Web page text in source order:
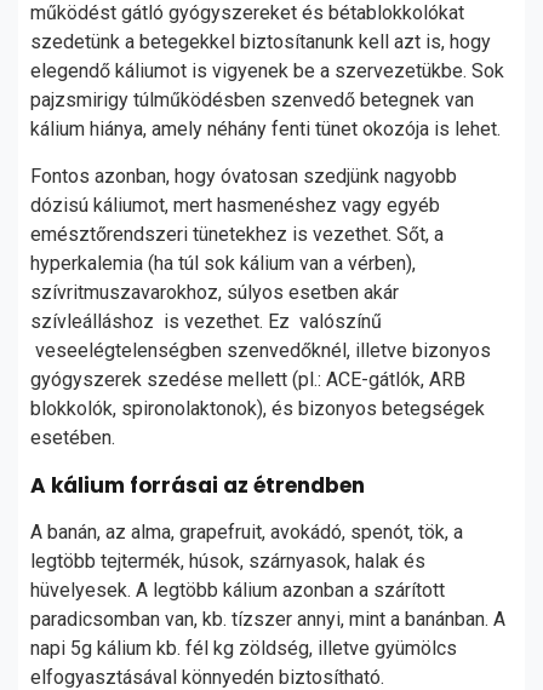
működést gátló gyógyszereket és bétablokkolókat
szedetünk a betegekkel biztosítanunk kell azt is, hogy
elegendő káliumot is vigyenek be a szervezetükbe. Sok
pajzsmirigy túlműködésben szenvedő betegnek van
kálium hiánya, amely néhány fenti tünet okozója is lehet.
Fontos azonban, hogy óvatosan szedjünk nagyobb
dózisú káliumot, mert hasmenéshez vagy egyéb
emésztőrendszeri tünetekhez is vezethet. Sőt, a
hyperkalemia (ha túl sok kálium van a vérben),
szívritmuszavarokhoz, súlyos esetben akár
szívleálláshoz is vezethet. Ez valószínű
veseelégtelenségben szenvedőknél, illetve bizonyos
gyógyszerek szedése mellett (pl.: ACE-gátlók, ARB
blokkolók, spironolaktonok), és bizonyos betegségek
esetében.
A kálium forrásai az étrendben
A banán, az alma, grapefruit, avokádó, spenót, tök, a
legtöbb tejtermék, húsok, szárnyasok, halak és
hüvelyesek. A legtöbb kálium azonban a szárított
paradicsomban van, kb. tízszer annyi, mint a banánban. A
napi 5g kálium kb. fél kg zöldség, illetve gyümölcs
elfogyasztásával könnyedén biztosítható.